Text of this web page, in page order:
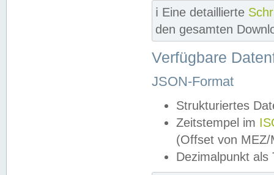
ℹ️ Eine detaillierte
den gesamten
Verfügbare
JSON-Format
Strukturiertes
Zeitstempel im
(Offset von MEZ/
Dezimalpunkt als